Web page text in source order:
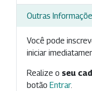
Outras
Você pode
iniciar
Realize o seu
botão Entrar.